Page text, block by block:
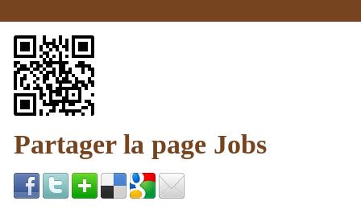
Partager la page Jobs